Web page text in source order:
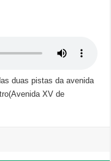
duas pistas da avenida
XV de